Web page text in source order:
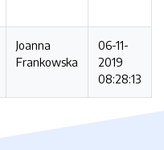
Joanna
Frankowska
06-11-
2019
08:28:13